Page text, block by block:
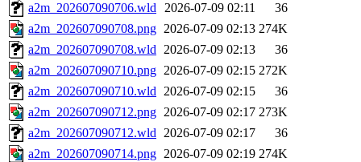
a2m_202607090706.wld 2026-07-09 02:11
36
a2m_202607090708.png 2026-07-09 02:13 274K
a2m_202607090708.wld 2026-07-09 02:13
36
a2m_202607090710.png 2026-07-09 02:15 272K
a2m_202607090710.wld 2026-07-09 02:15
36
a2m_202607090712.png 2026-07-09 02:17 273K
a2m_202607090712.wld 2026-07-09 02:17
36
a2m_202607090714.png 2026-07-09 02:19 274K